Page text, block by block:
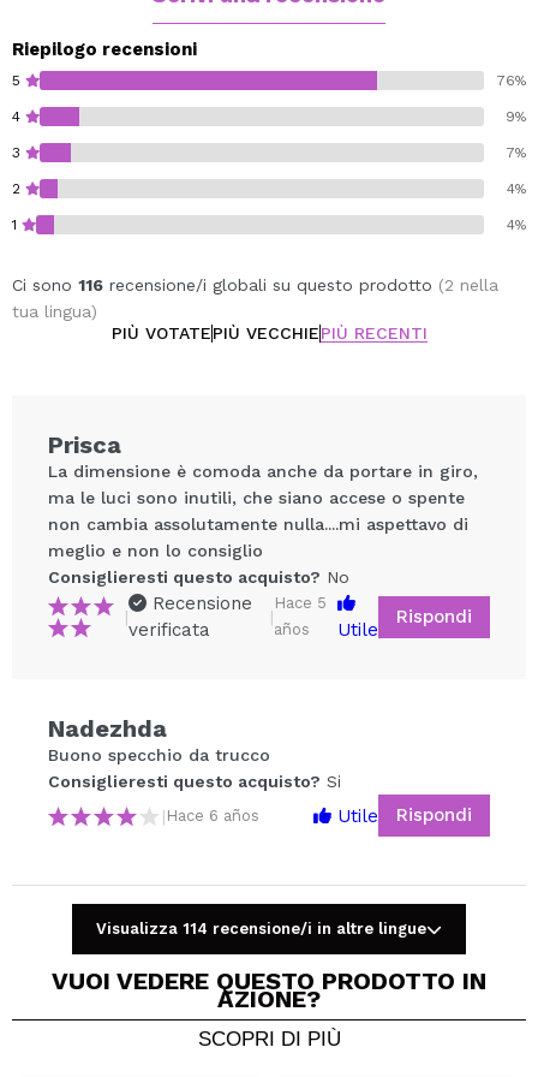
Alto: 15.5 cm Largo: 23 cm Profondità: 10 cm.
Power: 3V 0.16W.
Lumens: 224-240lm(28-30lm/led light).
Mirror light temperature: 6500K.
Riepilogo recensioni
5 76%
4 9%
3 7%
2 4%
1 4%
Ci sono 116 recensione/i globali su questo prodotto (2 nella
tua lingua)
PIÙ VOTATEPIÙ VECCHIEPIÙ RECENTI
Consiglieresti questo acquisto?
5/5
Prisca
La dimensione è comoda anche da portare in giro,
ma le luci sono inutili, che siano accese o spente
non cambia assolutamente nulla....mi aspettavo di
meglio e non lo consiglio
Consiglieresti questo acquisto? No
|
Recensione
verificata
|
Hace 5
años
Utile
Rispondi
Nadezhda
Buono specchio da trucco
Consiglieresti questo acquisto? Si
| Hace 6 años Utile Rispondi
Visualizza 114 recensione/i in altre lingue
VUOI VEDERE QUESTO PRODOTTO IN
AZIONE?
SCOPRI DI PIÙ